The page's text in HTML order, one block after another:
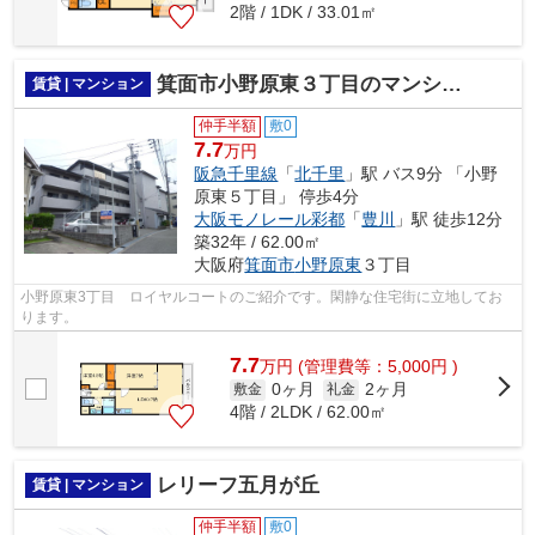
2階 / 1DK / 33.01㎡
賃貸 | マンション 箕面市小野原東３丁目のマンション
仲手半額 敷0
7.7万円
阪急千里線 「北千里 」駅 バス9分 「小野
原東５丁目」 停歩4分
大阪モノレール彩都 「豊川
」駅 徒歩12分
築32年 / 62.00㎡
大阪府箕面市小野原東 ３丁目
小野原東3丁目 ロイヤルコートのご紹介です。閑静な住宅街に立地してお
ります。
7.7万円 (管理費等：5,000円 )
敷金 0ヶ月 礼金 2ヶ月
4階 / 2LDK / 62.00㎡
賃貸 | マンション レリーフ五月が丘
仲手半額 敷0